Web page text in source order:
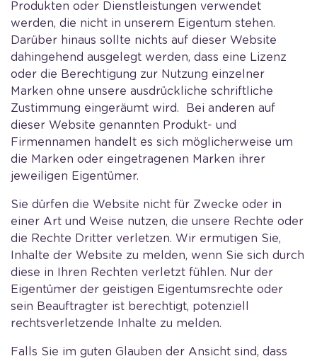
Produkten oder Dienstleistungen verwendet
werden, die nicht in unserem Eigentum stehen.
Darüber hinaus sollte nichts auf dieser Website
dahingehend ausgelegt werden, dass eine Lizenz
oder die Berechtigung zur Nutzung einzelner
Marken ohne unsere ausdrückliche schriftliche
Zustimmung eingeräumt wird. Bei anderen auf
dieser Website genannten Produkt- und
Firmennamen handelt es sich möglicherweise um
die Marken oder eingetragenen Marken ihrer
jeweiligen Eigentümer.
Sie dürfen die Website nicht für Zwecke oder in
einer Art und Weise nutzen, die unsere Rechte oder
die Rechte Dritter verletzen. Wir ermutigen Sie,
Inhalte der Website zu melden, wenn Sie sich durch
diese in Ihren Rechten verletzt fühlen. Nur der
Eigentümer der geistigen Eigentumsrechte oder
sein Beauftragter ist berechtigt, potenziell
rechtsverletzende Inhalte zu melden.
Falls Sie im guten Glauben der Ansicht sind, dass